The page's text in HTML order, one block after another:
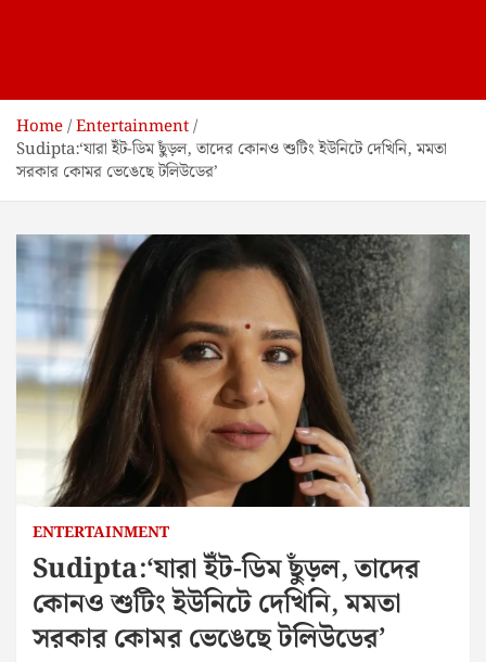
Home Entertainment
Sudipta:‘যারা ইঁট-ডিম ছুঁড়ল, তাদের কোনও শুটিং ইউনিটে দেখিনি, মমতা
সরকার কোমর ভেঙেছে টলিউডের’
ENTERTAINMENT
Sudipta:‘যারা ইঁট-ডিম ছুঁড়ল, তাদের
কোনও শুটিং ইউনিটে দেখিনি, মমতা
সরকার কোমর ভেঙেছে টলিউডের’